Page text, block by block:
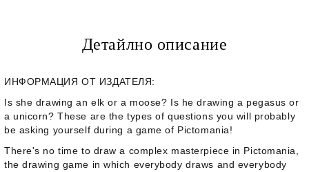
Детайлно описание
ИНФОРМАЦИЯ ОТ ИЗДАТЕЛЯ:
Is she drawing an elk or a moose? Is he drawing a pegasus or
a unicorn? These are the types of questions you will probably
be asking yourself during a game of Pictomania!
There's no time to draw a complex masterpiece in Pictomania,
the drawing game in which everybody draws and everybody